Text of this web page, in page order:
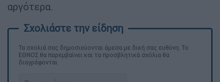
αργότερα.
Τα σχολιά σας δημοσιεύονται άμεσα με δική σας ευθύνη. Το
ΕΘΝΟΣ θα παρεμβαίνει και τα προσβλητικά σχόλια θα
διαγράφονται